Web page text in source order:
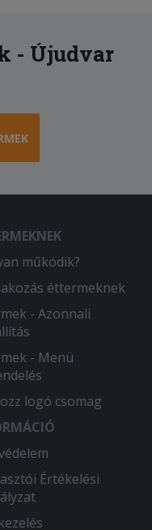
- Újudvar
működik?
éttermeknek
- Azonnali
- Menü
logó csomag
Értékelési